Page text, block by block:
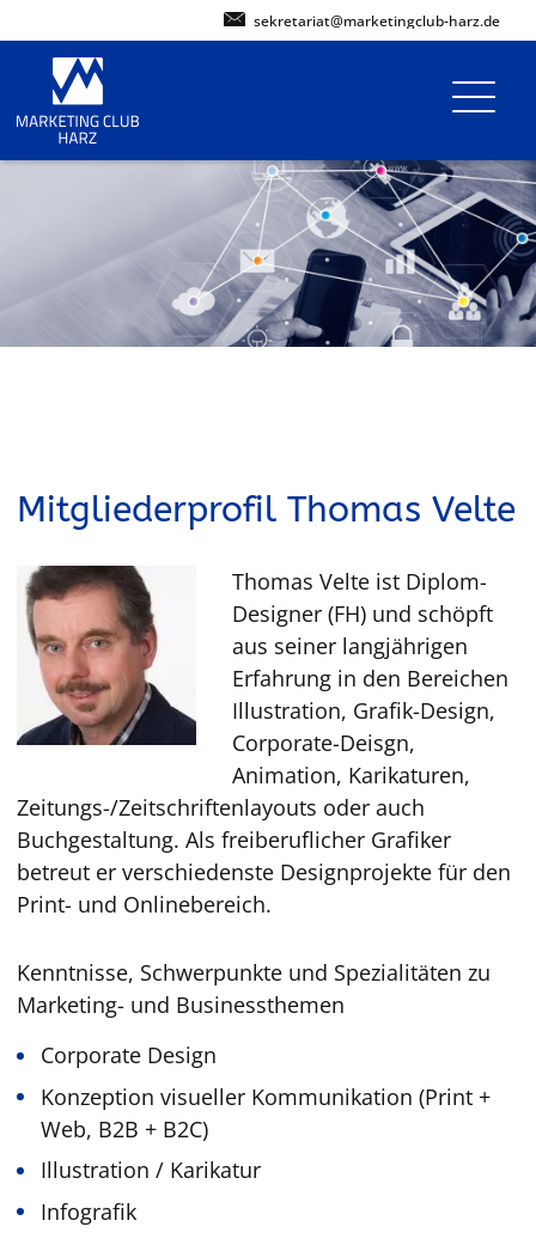
sekretariat@marketingclub-harz.de
Mitgliederprofil Thomas Velte
Thomas Velte ist Diplom-
Designer (FH) und schöpft
aus seiner langjährigen
Erfahrung in den Bereichen
Illustration, Grafik-Design,
Corporate-Deisgn,
Animation, Karikaturen,
Zeitungs-/Zeitschriftenlayouts oder auch
Buchgestaltung. Als freiberuflicher Grafiker
betreut er verschiedenste Designprojekte für den
Print- und Onlinebereich.
Kenntnisse, Schwerpunkte und Spezialitäten zu
Marketing- und Businessthemen
Corporate Design
Konzeption visueller Kommunikation (Print +
Web, B2B + B2C)
Illustration / Karikatur
Infografik